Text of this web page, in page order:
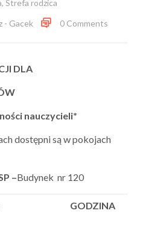
, Strefa rodzica
- Gacek
0 Comments
DLA
nauczycieli*
dostępni są w pokojach
–Budynek nr 120
GODZINA